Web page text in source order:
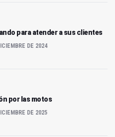
para atender a sus clientes
DE 2024
por las motos
DE 2025